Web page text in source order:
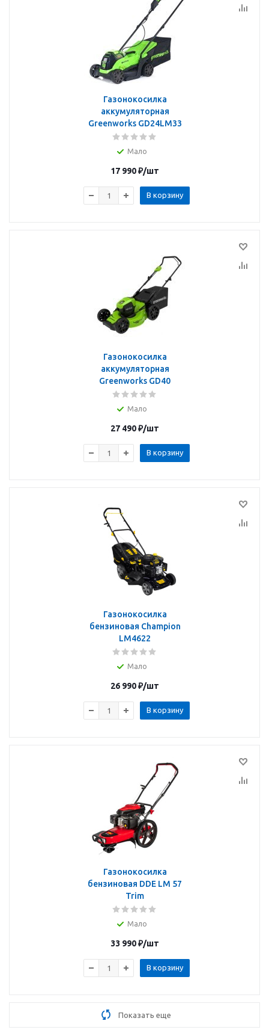
Газонокосилка
аккумуляторная
Greenworks GD24LM33
Мало
17 990₽/шт
В корзину
Газонокосилка
аккумуляторная
Greenworks GD40
Мало
27 490₽/шт
В корзину
Газонокосилка
бензиновая Champion
LM4622
Мало
26 990₽/шт
В корзину
Газонокосилка
бензиновая DDE LM 57
Trim
Мало
33 990₽/шт
В корзину
Показать еще